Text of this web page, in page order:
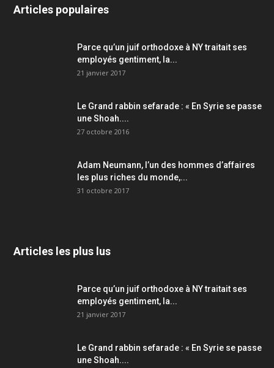
Articles populaires
Parce qu’un juif orthodoxe à NY traitait ses
employés gentiment, la...
21 janvier 2017
Le Grand rabbin sefarade : « En Syrie se passe
une Shoah....
27 octobre 2016
Adam Neumann, l’un des hommes d’affaires
les plus riches du monde,...
31 octobre 2017
Articles les plus lus
Parce qu’un juif orthodoxe à NY traitait ses
employés gentiment, la...
21 janvier 2017
Le Grand rabbin sefarade : « En Syrie se passe
une Shoah....